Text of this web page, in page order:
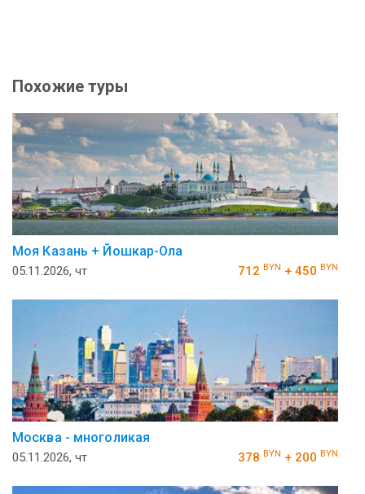
Похожие туры
Моя Казань + Йошкар-Ола
05.11.2026, чт 712 BYN + 450 BYN
Москва - многоликая
05.11.2026, чт 378 BYN + 200 BYN